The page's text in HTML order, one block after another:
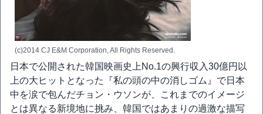
(c)2014 CJ E&M Corporation, All Rights Reserved.
日本で公開された韓国映画史上No.1の興行収入30億円以
上の大ヒットとなった『私の頭の中の消しゴム』で日本
中を涙で包んだチョン・ウソンが、これまでのイメージ
とは異なる新境地に挑み、韓国ではあまりの過激な描写